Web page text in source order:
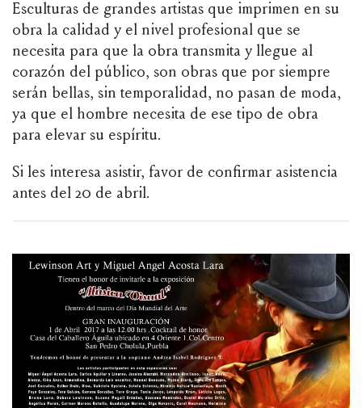
Esculturas de grandes artistas que imprimen en su
obra la calidad y el nivel profesional que se
necesita para que la obra transmita y llegue al
corazón del público, son obras que por siempre
serán bellas, sin temporalidad, no pasan de moda,
ya que el hombre necesita de ese tipo de obra
para elevar su espíritu.
Si les interesa asistir, favor de confirmar asistencia
antes del 20 de abril.